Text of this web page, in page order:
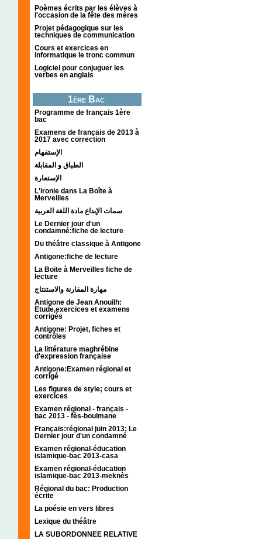
Poèmes écrits par les élèves à
l'occasion de la fête des mères
Projet pédagogique sur les
techniques de communication
Cours et exercices en
informatique le tronc commun
Logiciel pour conjuguer les
verbes en anglais
1ère Bac
Programme de français 1ère
bac
Examens de français de 2013 à
2017 avec correction
الإستفهام
الطباق و المقابلة
الإستعارة
L'ironie dans La Boîte à
Merveilles
سمات الإبداع مادة اللغة العربية
Le Dernier jour d'un
condamné:fiche de lecture
Du théâtre classique à Antigone
Antigone:fiche de lecture
La Boite à Merveilles fiche de
lecture
مهارة المقارنة والاستنتاج
Antigone de Jean Anouilh:
Etude,exercices et examens
corrigés
Antigone: Projet, fiches et
contrôles
La littérature maghrébine
d'expression française
Antigone:Examen régional et
corrigé
Les figures de style; cours et
exercices
Examen régional - français -
bac 2013 - fès-boulmane
Français:régional juin 2013; Le
Dernier jour d'un condamné
Examen régional-éducation
islamique-bac 2013-casa
Examen régional-éducation
islamique-bac 2013-meknès
Régional du bac: Production
écrite
La poésie en vers libres
Lexique du théâtre
LA SUBORDONNEE RELATIVE